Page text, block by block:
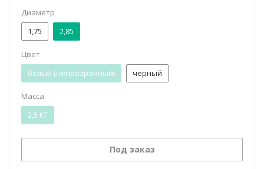
Диаметр
1,75
2,85
Цвет
белый (непрозрачный)
черный
Масса
2,5 КГ
Под заказ